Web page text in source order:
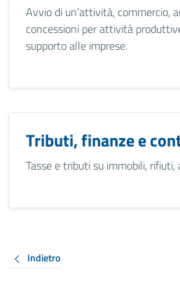
Avvio di un’attività, commercio,
concessioni per attività
supporto alle imprese.
Tributi, finanze e
Tasse e tributi su immobili,
Indietro